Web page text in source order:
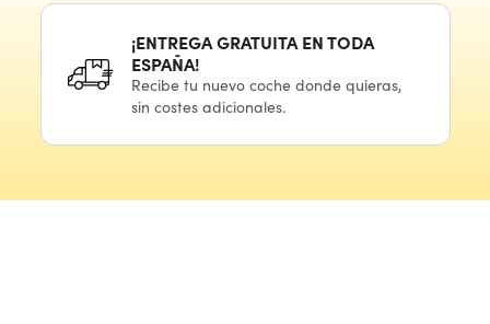
¡ENTREGA GRATUITA EN TODA
ESPAÑA!
Recibe tu nuevocoche donde quieras,
sin costes adicionales.